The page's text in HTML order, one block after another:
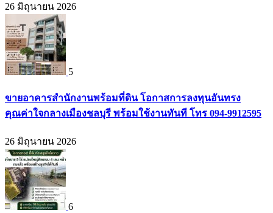
26 มิถุนายน 2026
5
ขายอาคารสำนักงานพร้อมที่ดิน โอกาสการลงทุนอันทรง
คุณค่าใจกลางเมืองชลบุรี พร้อมใช้งานทันที โทร 094-9912595
26 มิถุนายน 2026
6